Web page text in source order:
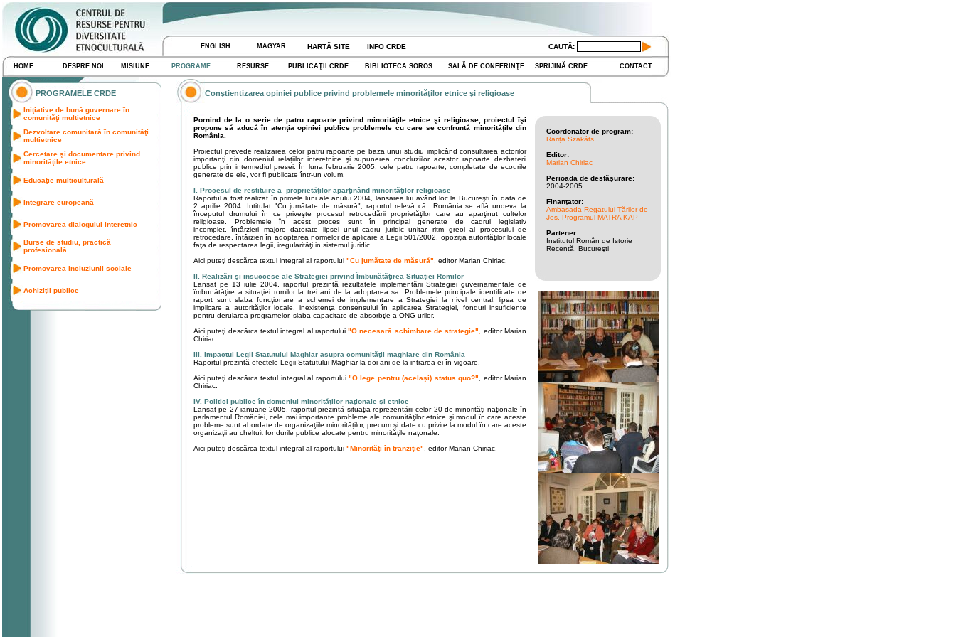
ENGLISH MAGYAR HARTĂ SITE INFO CRDE CAUTĂ:
HOME DESPRE NOI MISIUNE PROGRAME RESURSE PUBLICAŢII CRDE BIBLIOTECA SOROS SALĂ DE CONFERINŢE SPRIJINĂ CRDE CONTACT
PROGRAMELE CRDE
Iniţiative de bună guvernare în
comunităţi multietnice
Dezvoltare comunitară în comunităţi
multietnice
Cercetare şi documentare privind
minorităţile etnice
Educaţie multiculturală
Integrare europeană
Promovarea dialogului interetnic
Burse de studiu, practică
profesională
Promovarea incluziunii sociale
Achiziţii publice
Conştientizarea opiniei publice privind problemele minorităţilor etnice şi religioase
Pornind de la o serie de patru rapoarte privind minorităţile etnice şi religioase, proiectul îşi
propune să aducă în atenţia opiniei publice problemele cu care se confruntă minorităţile din
România.
Proiectul prevede realizarea celor patru rapoarte pe baza unui studiu implicând consultarea actorilor
importanţi din domeniul relaţiilor interetnice şi supunerea concluziilor acestor rapoarte dezbaterii
publice prin intermediul presei. În luna februarie 2005, cele patru rapoarte, completate de ecourile
generate de ele, vor fi publicate într-un volum.
I. Procesul de restituire a proprietăţilor aparţinând minorităţilor religioase
Raportul a fost realizat în primele luni ale anului 2004, lansarea lui având loc la Bucureşti în data de
2 aprilie 2004. Intitulat "Cu jumătate de măsură", raportul relevă că România se află undeva la
începutul drumului în ce priveşte procesul retrocedării proprietăţilor care au aparţinut cultelor
religioase. Problemele în acest proces sunt în principal generate de cadrul legislativ
incomplet, întârzieri majore datorate lipsei unui cadru juridic unitar, ritm greoi al procesului de
retrocedare, întârzieri în adoptarea normelor de aplicare a Legii 501/2002, opoziţia autorităţilor locale
faţa de respectarea legii, iregularităţi in sistemul juridic.
Aici puteţi descărca textul integral al raportului "Cu jumătate de măsură"
editor Marian Chiriac.
II. Realizări şi insuccese ale Strategiei privind Îmbunătăţirea Situaţiei Romilor
Lansat pe 13 iulie 2004, raportul prezintă rezultatele implementării Strategiei guvernamentale de
îmbunătăţire a situaţiei romilor la trei ani de la adoptarea sa. Problemele principale identificate de
raport sunt slaba funcţionare a schemei de implementare a Strategiei la nivel central, lipsa de
implicare a autorităţilor locale, inexistenţa consensului în aplicarea Strategiei, fonduri insuficiente
pentru derularea programelor, slaba capacitate de absorbţie a ONG-urilor.
Aici puteţi descărca textul integral al raportului"O necesară schimbare de strategie"
editor Marian
Chiriac.
III. Impactul Legii Statutului Maghiar asupra comunităţii maghiare din România
Raportul prezintă efectele Legii Statutului Maghiar la doi ani de la intrarea ei în vigoare.
Aici puteţi descărca textul integral al raportului "O lege pentru (acelaşi) status quo?"
, editor Marian
Chiriac.
IV. Politici publice în domeniul minorităţilor naţionale şi etnice
Lansat pe 27 ianuarie 2005, raportul prezintă situaţia reprezentării celor 20 de minorităţi naţionale în
parlamentul României, cele mai importante probleme ale comunităţilor etnice şi modul în care aceste
probleme sunt abordate de organizaţiile minorităţilor, precum şi date cu privire la modul în care aceste
organizaţii au cheltuit fondurile publice alocate pentru minorităţile naţonale.
Aici puteţi descărca textul integral al raportului "Minorităţi în tranziţie" , editor Marian Chiriac.
Coordonator de program:
Rariţa Szakáts
Editor:
Marian Chiriac
Perioada de desfăşurare:
2004-2005
Finanţator:
Ambasada Regatului Ţărilor de
Jos, Programul MATRA KAP
Partener:
Institutul Român de Istorie
Recentă, Bucureşti